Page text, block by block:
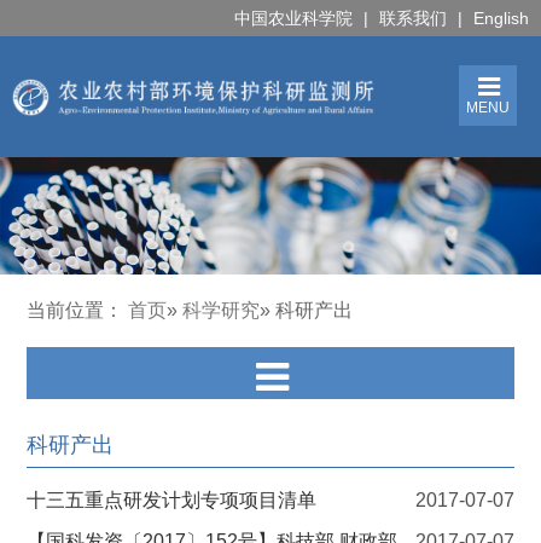
中国农业科学院 | 联系我们 | English
MENU
当前位置：首页»科学研究» 科研产出
科研产出
2017-07-07
十三五重点研发计划专项项目清单